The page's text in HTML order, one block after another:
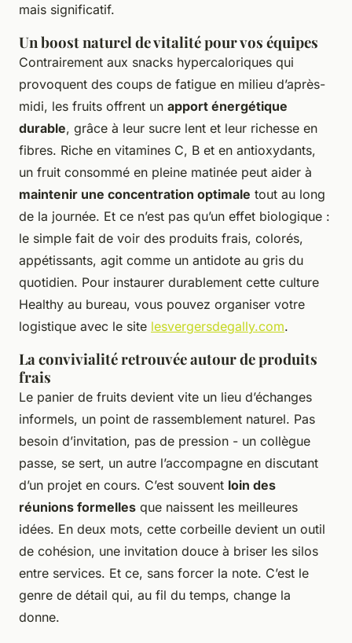
mais significatif.
Un boost naturel de vitalité pour vos équipes
Contrairement aux snacks hypercaloriques qui
provoquent des coups de fatigue en milieu d’après-
midi, les fruits offrent un apport énergétique
durable, grâce à leur sucre lent et leur richesse en
fibres. Riche en vitamines C, B et en antioxydants,
un fruit consommé en pleine matinée peut aider à
maintenir une concentration optimale tout au long
de la journée. Et ce n’est pas qu’un effet biologique :
le simple fait de voir des produits frais, colorés,
appétissants, agit comme un antidote au gris du
quotidien. Pour instaurer durablement cette culture
Healthy au bureau, vous pouvez organiser votre
logistique avec le site lesvergersdegally.com.
La convivialité retrouvée autour de produits
frais
Le panier de fruits devient vite un lieu d’échanges
informels, un point de rassemblement naturel. Pas
besoin d’invitation, pas de pression - un collègue
passe, se sert, un autre l’accompagne en discutant
d’un projet en cours. C’est souvent loin des
réunions formelles que naissent les meilleures
idées. En deux mots, cette corbeille devient un outil
de cohésion, une invitation douce à briser les silos
entre services. Et ce, sans forcer la note. C’est le
genre de détail qui, au fil du temps, change la
donne.